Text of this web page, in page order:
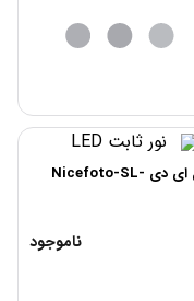
نور ال ای دی Nicefoto-SL-
ناموجود